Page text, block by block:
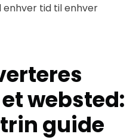
enhver tid til enhver
websted:
guide